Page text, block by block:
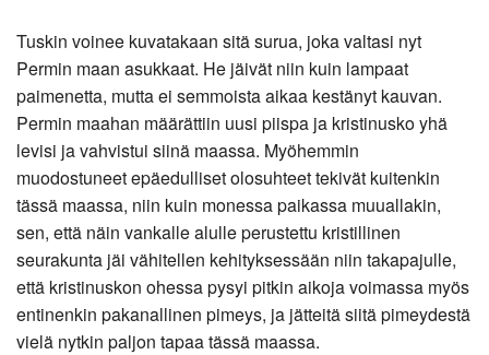
Tuskin voinee kuvatakaan sitä surua, joka valtasi nyt
Permin maan asukkaat. He jäivät niin kuin lampaat
paimenetta, mutta ei semmoista aikaa kestänyt kauvan.
Permin maahan määrättiin uusi piispa ja kristinusko yhä
levisi ja vahvistui siinä maassa. Myöhemmin
muodostuneet epäedulliset olosuhteet tekivät kuitenkin
tässä maassa, niin kuin monessa paikassa muuallakin,
sen, että näin vankalle alulle perustettu kristillinen
seurakunta jäi vähitellen kehityksessään niin takapajulle,
että kristinuskon ohessa pysyi pitkin aikoja voimassa myös
entinenkin pakanallinen pimeys, ja jätteitä siitä pimeydestä
vielä nytkin paljon tapaa tässä maassa.